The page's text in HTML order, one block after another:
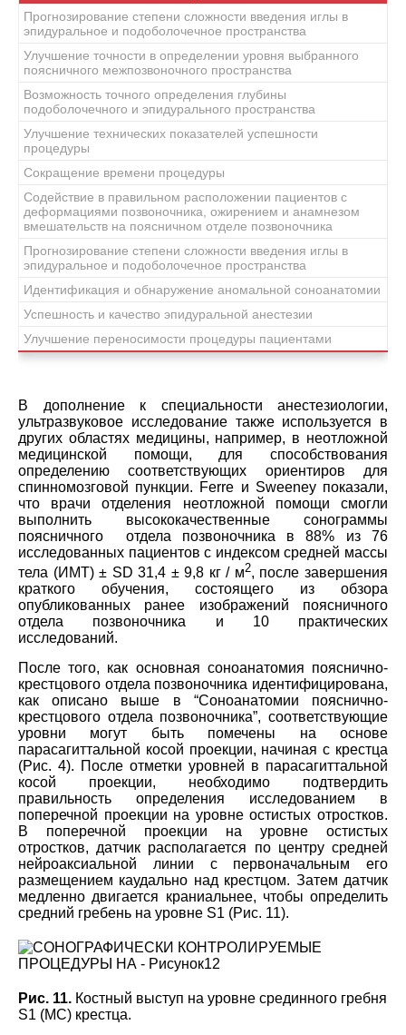
Прогнозирование степени сложности введения иглы в
эпидуральное и подоболочечное пространства
Улучшение точности в определении уровня выбранного
поясничного межпозвоночного пространства
Возможность точного определения глубины
подоболочечного и эпидурального пространства
Улучшение технических показателей успешности
процедуры
Сокращение времени процедуры
Содействие в правильном расположении пациентов с
деформациями позвоночника, ожирением и анамнезом
вмешательств на поясничном отделе позвоночника
Прогнозирование степени сложности введения иглы в
эпидуральное и подоболочечное пространства
Идентификация и обнаружение аномальной соноанатомии
Успешность и качество эпидуральной анестезии
Улучшение переносимости процедуры пациентами
В дополнение к специальности анестезиологии,
ультразвуковое исследование также используется в
других областях медицины, например, в неотложной
медицинской помощи, для способствования
определению соответствующих ориентиров для
спинномозговой пункции. Ferre и Sweeney показали,
что врачи отделения неотложной помощи смогли
выполнить высококачественные сонограммы
поясничного отдела позвоночника в 88% из 76
исследованных пациентов с индексом средней массы
тела (ИМТ) ± SD 31,4 ± 9,8 кг / м2, после завершения
краткого обучения, состоящего из обзора
опубликованных ранее изображений поясничного
отдела позвоночника и 10 практических
исследований.
После того, как основная соноанатомия пояснично-
крестцового отдела позвоночника идентифицирована,
как описано выше в “Соноанатомии пояснично-
крестцового отдела позвоночника”, соответствующие
уровни могут быть помечены на основе
парасагиттальной косой проекции, начиная с крестца
(Рис. 4). После отметки уровней в парасагиттальной
косой проекции, необходимо подтвердить
правильность определения исследованием в
поперечной проекции на уровне остистых отростков.
В поперечной проекции на уровне остистых
отростков, датчик располагается по центру средней
нейроаксиальной линии с первоначальным его
размещением каудально над крестцом. Затем датчик
медленно двигается краниальнее, чтобы определить
средний гребень на уровне S1 (Рис. 11).
Рис. 11. Костный выступ на уровне срединного гребня
S1 (MC) крестца.